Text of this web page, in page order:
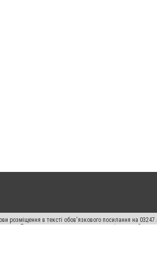
розміщення в тексті обов'язкового посилання на
Порушення виняткових прав переслідується